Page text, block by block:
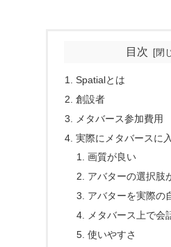
目次
Spatialとは
創設者
メタバース参加費用
実際にメタバースに
画質が良い
アバターの選択肢
アバターを実際の
メタバース上で会
使いやすさ